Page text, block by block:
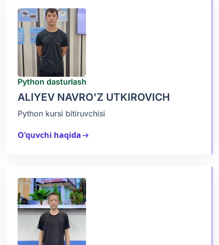
Python dasturlash
ALIYEV NAVRO'Z UTKIROVICH
Python kursi bitiruvchisi
O'quvchi haqidaarrow_right_alt